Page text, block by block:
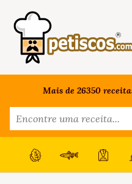
Mais de 26350